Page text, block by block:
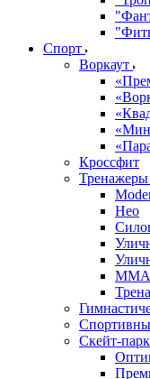
Спорт
Воркаут
Кроссфит
Тренажеры
Нео
ММА
Скейт-